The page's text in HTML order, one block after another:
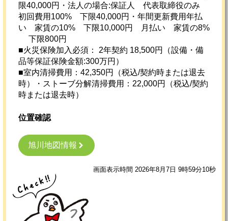
限40,000円・法人の場合:保証人 代表取締役のみ
初回費用100% 下限40,000円・年間更新費用年払
い 家賃の10% 下限10,000円 月払い 家賃の8%
下限800円
■火災保険加入必須： 2年契約 18,500円（設備・備
品等保証保険金額:300万円）
■室内清掃費用：42,350円（税込/契約時または退去
時）・ストーブ分解清掃費用：22,000円（税込/契約
時または退去時）
位置確認
旭川地図情報
画面表示時間 2026年8月7日 9時59分10秒